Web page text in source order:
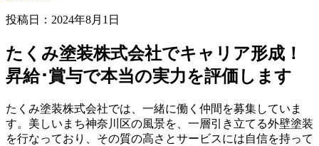
投稿日：2024年8月1日
たくみ塗装株式会社でキャリア形成！
昇給･賞与で本当の実力を評価します
たくみ塗装株式会社では、一緒に働く仲間を募集していま
す。美しいまち神奈川区の風景を、一層引き立てる外壁塗装
を行なっており、その質の高さとサービスには自信を持って